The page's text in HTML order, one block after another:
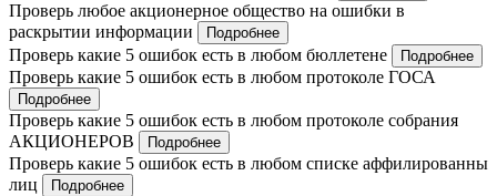
Проверь любое акционерное общество на ошибки в
раскрытии информации
Подробнее
Проверь какие 5 ошибок есть в любом бюллетене Подробнее
Проверь какие 5 ошибок есть в любом протоколе ГОСА
Подробнее
Проверь какие 5 ошибок есть в любом протоколе собрания
АКЦИОНЕРОВ
Подробнее
Проверь какие 5 ошибок есть в любом списке аффилированны
лиц
Подробнее